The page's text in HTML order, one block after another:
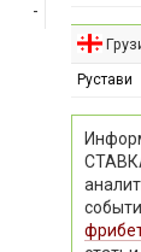
-
Рустави